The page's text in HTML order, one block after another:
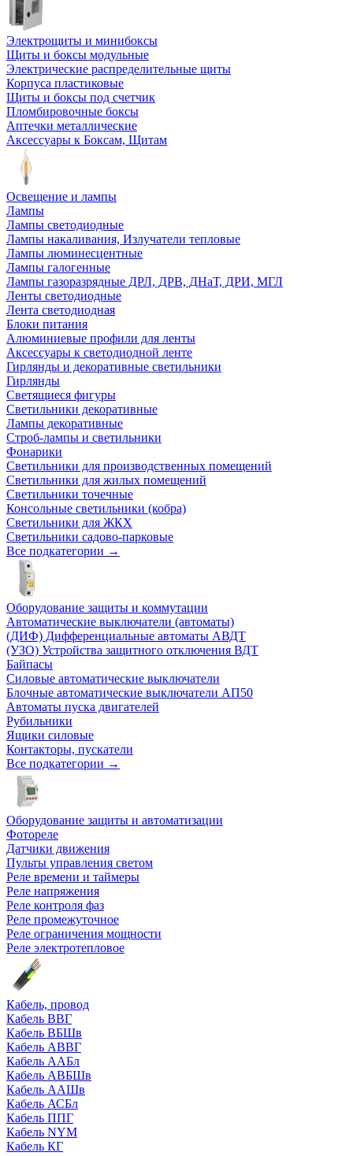
Электрощиты и минибоксы
Щиты и боксы модульные
Электрические распределительные щиты
Корпуса пластиковые
Щиты и боксы под счетчик
Пломбировочные боксы
Аптечки металлические
Аксессуары к Боксам, Щитам
Освещение и лампы
Лампы
Лампы светодиодные
Лампы накаливания, Излучатели тепловые
Лампы люминесцентные
Лампы галогенные
Лампы газоразрядные ДРЛ, ДРВ, ДНаТ, ДРИ, МГЛ
Ленты светодиодные
Лента светодиодная
Блоки питания
Алюминиевые профили для ленты
Аксессуары к светодиодной ленте
Гирлянды и декоративные светильники
Гирлянды
Светящиеся фигуры
Светильники декоративные
Лампы декоративные
Строб-лампы и светильники
Фонарики
Светильники для производственных помещений
Светильники для жилых помещений
Светильники точечные
Консольные светильники (кобра)
Светильники для ЖКХ
Светильники садово-парковые
Все подкатегории →
Оборудование защиты и коммутации
Автоматические выключатели (автоматы)
(ДИФ) Дифференциальные автоматы АВДТ
(УЗО) Устройства защитного отключения ВДТ
Байпасы
Силовые автоматические выключатели
Блочные автоматические выключатели АП50
Автоматы пуска двигателей
Рубильники
Ящики силовые
Контакторы, пускатели
Все подкатегории →
Оборудование защиты и автоматизации
Фотореле
Датчики движения
Пульты управления светом
Реле времени и таймеры
Реле напряжения
Реле контроля фаз
Реле промежуточное
Реле ограничения мощности
Реле электротепловое
Кабель, провод
Кабель ВВГ
Кабель ВБШв
Кабель АВВГ
Кабель ААБл
Кабель АВБШв
Кабель ААШв
Кабель АСБл
Кабель ППГ
Кабель NYM
Кабель КГ